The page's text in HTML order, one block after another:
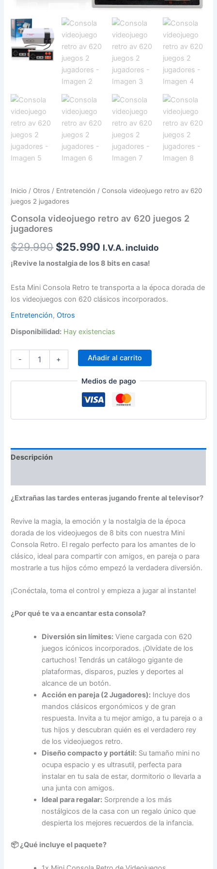
Inicio / Otros / Entretención / Consola videojuego retro av 620
juegos 2 jugadores
Consola videojuego retro av 620 juegos 2
jugadores
$29.990 $25.990 I.V.A. incluido
¡Revive la nostalgia de los 8 bits en casa!
Esta Mini Consola Retro te transporta a la época dorada de
los videojuegos con 620 clásicos incorporados.
Entretención,Otros
Disponibilidad: Hay existencias
- + Añadir al carrito
Medios de pago
Descripción
¿Extrañas las tardes enteras jugando frente al televisor?
Revive la magia, la emoción y la nostalgia de la época
dorada de los videojuegos de 8 bits con nuestra Mini
Consola Retro. El regalo perfecto para los amantes de lo
clásico, ideal para compartir con amigos, en pareja o para
mostrarle a tus hijos cómo empezó la verdadera diversión.
¡Conéctala, toma el control y empieza a jugar al instante!
¿Por qué te va a encantar esta consola?
Diversión sin límites: Viene cargada con 620
juegos icónicos incorporados. ¡Olvídate de los
cartuchos! Tendrás un catálogo gigante de
plataformas, disparos, puzles y deportes al
alcance de un botón.
Acción en pareja (2 Jugadores): Incluye dos
mandos clásicos ergonómicos y de gran
respuesta. Invita a tu mejor amigo, a tu pareja o a
tus hijos y descubran quién es el verdadero rey
de los videojuegos retro.
Diseño compacto y portátil: Su tamaño mini no
ocupa espacio y es ultrasutil, perfecta para
instalar en tu sala de estar, dormitorio o llevarla a
una junta con amigos.
Ideal para regalar: Sorprende a los más
nostálgicos de la casa con un regalo único que
despierta los mejores recuerdos de la infancia.
📦 ¿Qué incluye el paquete?